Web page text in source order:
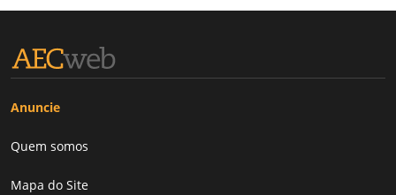
Anuncie
Quem somos
Mapa do Site